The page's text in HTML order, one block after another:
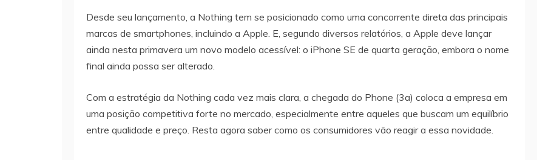
Desde seu lançamento, a Nothing tem se posicionado como uma concorrente direta das principais
marcas de smartphones, incluindo a Apple. E, segundo diversos relatórios, a Apple deve lançar
ainda nesta primavera um novo modelo acessível: o iPhone SE de quarta geração, embora o nome
final ainda possa ser alterado.
Com a estratégia da Nothing cada vez mais clara, a chegada do Phone (3a) coloca a empresa em
uma posição competitiva forte no mercado, especialmente entre aqueles que buscam um equilíbrio
entre qualidade e preço. Resta agora saber como os consumidores vão reagir a essa novidade.